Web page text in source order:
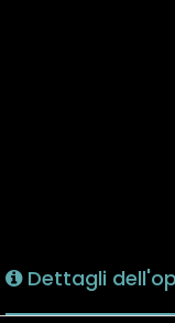
Dettagli